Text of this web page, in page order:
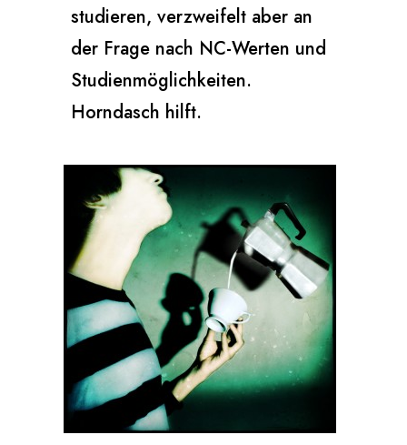
studieren, verzweifelt aber an
der Frage nach NC-Werten und
Studienmöglichkeiten.
Horndasch hilft.